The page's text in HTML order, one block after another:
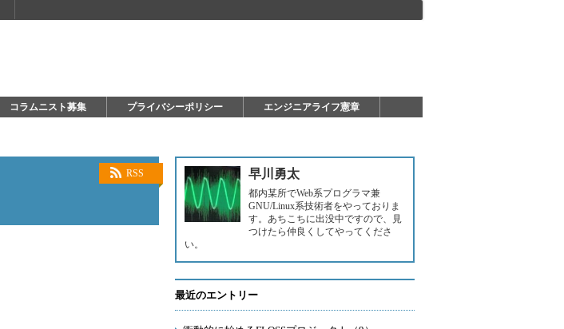
コラムニスト募集 プライバシーポリシー エンジニアライフ憲章
RSS 早川勇太
都内某所でWeb系プログラマ兼
GNU/Linux系技術者をやっておりま
す。あちこちに出没中ですので、見
つけたら仲良くしてやってくださ
い。
最近のエントリー